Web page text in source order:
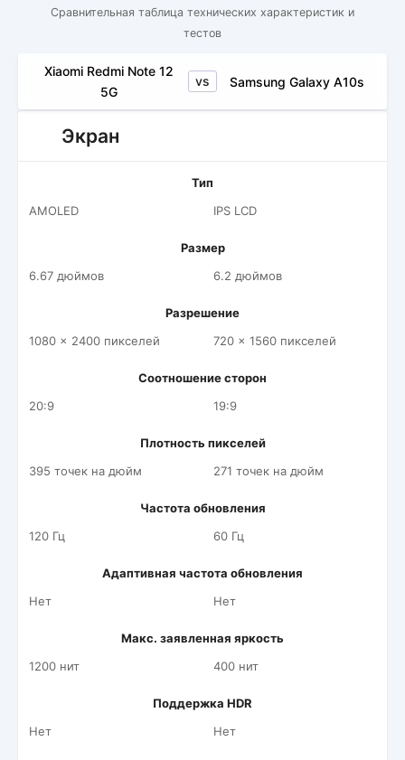
Сравнительная таблица технических характеристик и
тестов
Xiaomi Redmi Note 12
5G
vs Samsung Galaxy A10s
Экран
Тип
AMOLED
IPS LCD
Размер
6.67 дюймов
6.2 дюймов
Разрешение
1080 x 2400 пикселей
720 x 1560 пикселей
Соотношение сторон
20:9
19:9
Плотность пикселей
395 точек на дюйм
271 точек на дюйм
Частота обновления
120 Гц
60 Гц
Адаптивная частота обновления
Нет
Нет
Макс. заявленная яркость
1200 нит
400 нит
Поддержка HDR
Нет
Нет